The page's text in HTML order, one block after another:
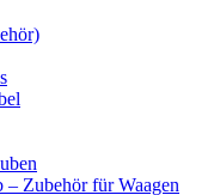
– Zubehör für Waagen